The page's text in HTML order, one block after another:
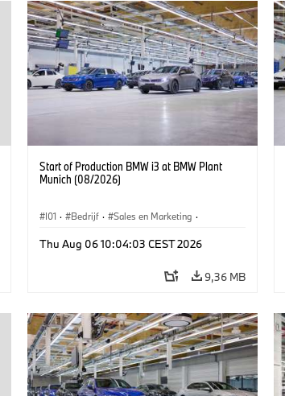
Start of Production BMW i3 at BMW Plant
Munich (08/2026)
I01 · Bedrijf · Sales en Marketing ·
Thu Aug 06 10:04:03 CEST 2026
9,36 MB